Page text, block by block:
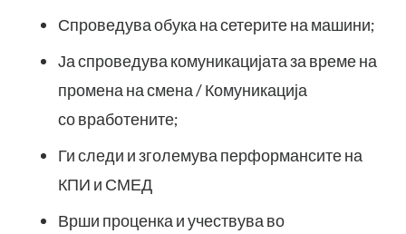
Спроведува обука на сетерите на машини;
Ја спроведува комуникацијата за време на
промена на смена / Комуникација
со вработените;
Ги следи и зголемува перформансите на
КПИ и СМЕД
Врши проценка и учествува во